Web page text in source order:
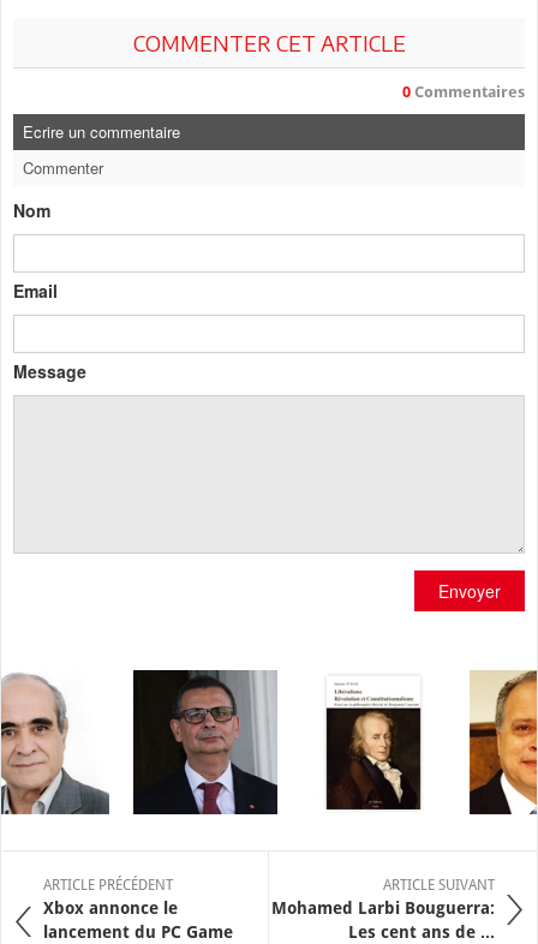
COMMENTER CET ARTICLE
0 Commentaires
Ecrire un commentaire
Commenter
Nom
Email
Message
Envoyer
ARTICLE PRÉCÉDENT
Xbox annonce le
lancement du PC Game
ARTICLE SUIVANT
Mohamed Larbi Bouguerra:
Les cent ans de ...